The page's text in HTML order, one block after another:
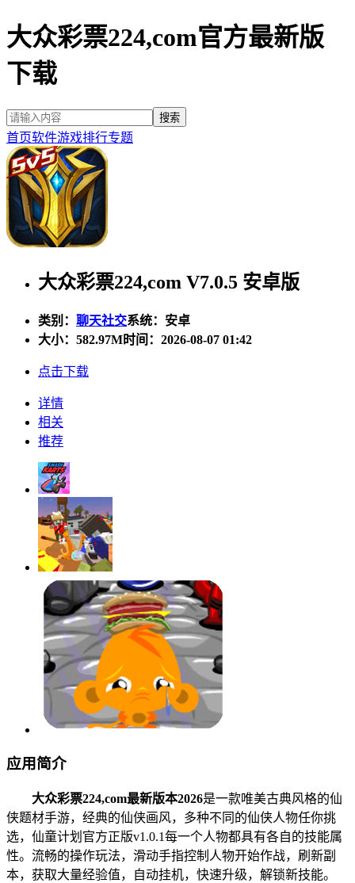
大众彩票224,com官方最新版
下载
首页软件游戏排行专题
大众彩票224,com V7.0.5 安卓版
类别： 聊天社交系统：安卓
大小： 582.97M时间：2026-08-07 01:42
点击下载
详情
相关
推荐
应用简介
大众彩票224,com最新版本2026是一款唯美古典风格的仙
侠题材手游，经典的仙侠画风，多种不同的仙侠人物任你挑
选，仙童计划官方正版v1.0.1每一个人物都具有各自的技能属
性。流畅的操作玩法，滑动手指控制人物开始作战，刷新副
本，获取大量经验值，自动挂机，快速升级，解锁新技能。